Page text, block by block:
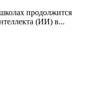
продолжится
(ИИ) в...